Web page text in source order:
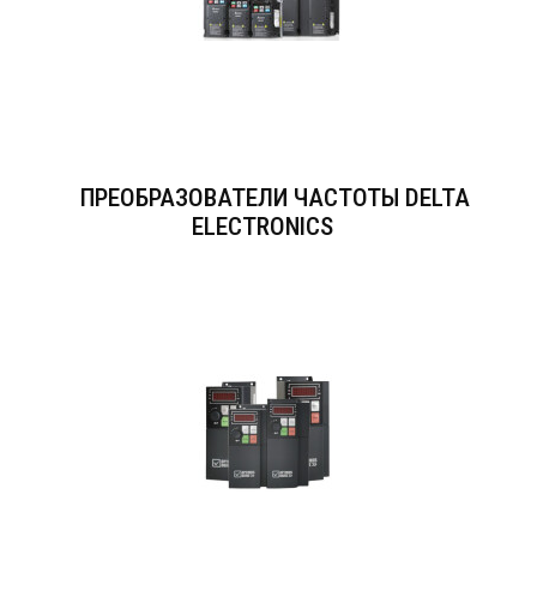
ПРЕОБРАЗОВАТЕЛИ ЧАСТОТЫ DELTA
ELECTRONICS